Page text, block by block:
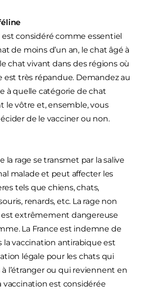
est considéré comme essentiel
de moins d’un an, le chat âgé à
chat vivant dans des régions où
est très répandue. Demandez au
à quelle catégorie de chat
le vôtre et, ensemble, vous
de le vacciner ou non.
la rage se transmet par la salive
malade et peut affecter les
tels que chiens, chats,
renards, etc. La rage non
extrêmement dangereuse
La France est indemne de
la vaccination antirabique est
légale pour les chats qui
l’étranger ou qui reviennent en
vaccination est considérée